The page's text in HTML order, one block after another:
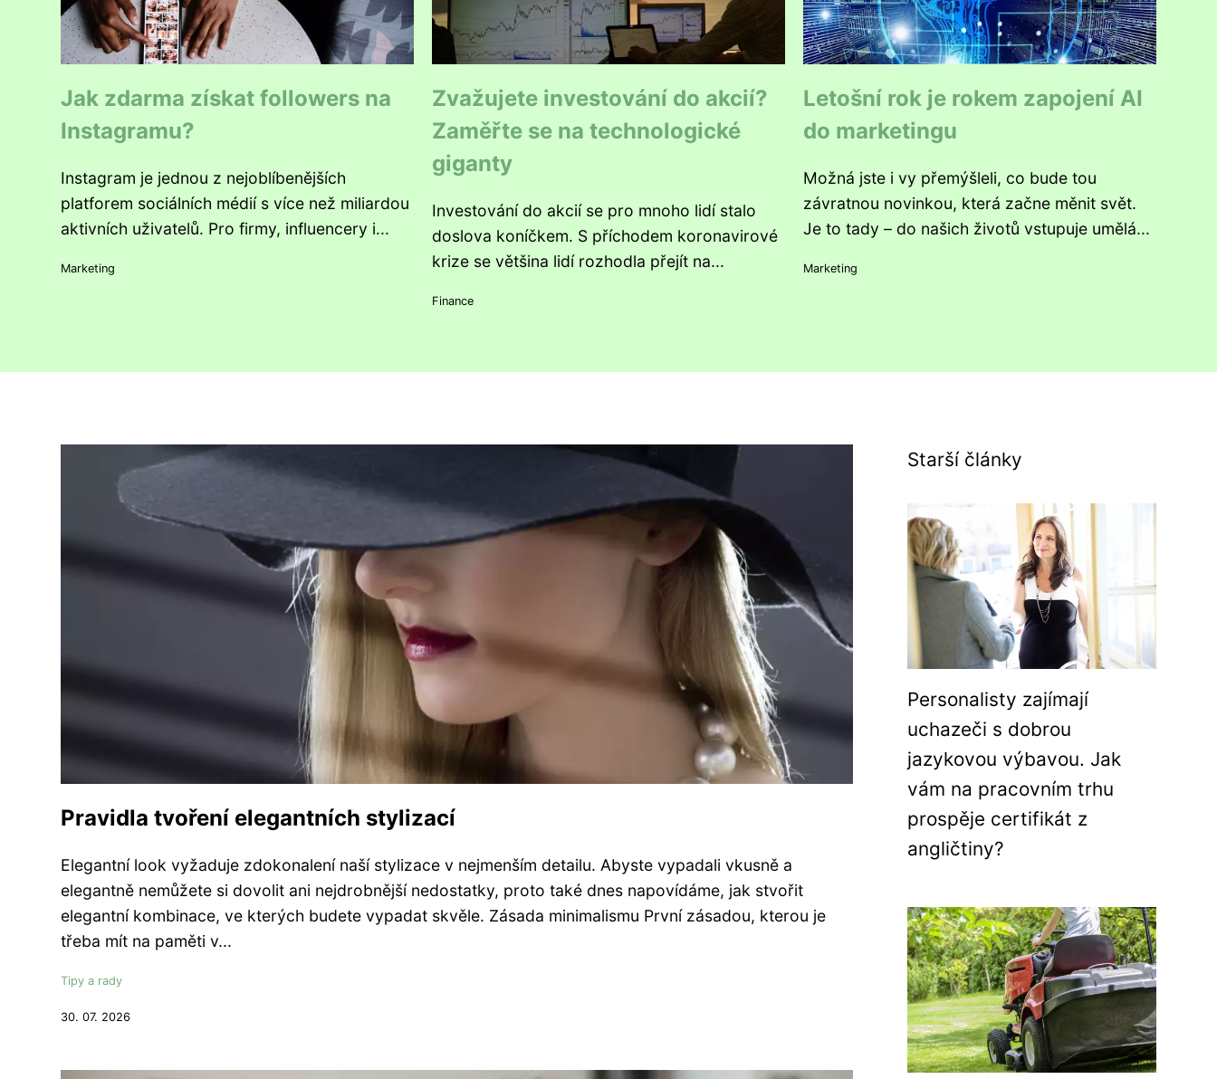
Jak zdarma získat followers na
Instagramu?
Instagram je jednou z nejoblíbenějších
platforem sociálních médií s více než miliardou
aktivních uživatelů. Pro firmy, influencery i...
Marketing
Zvažujete investování do akcií?
Zaměřte se na technologické
giganty
Investování do akcií se pro mnoho lidí stalo
doslova koníčkem. S příchodem koronavirové
krize se většina lidí rozhodla přejít na...
Finance
Letošní rok je rokem zapojení AI
do marketingu
Možná jste i vy přemýšleli, co bude tou
závratnou novinkou, která začne měnit svět.
Je to tady – do našich životů vstupuje umělá...
Marketing
Pravidla tvoření elegantních stylizací
Elegantní look vyžaduje zdokonalení naší stylizace v nejmenším detailu. Abyste vypadali vkusně a
elegantně nemůžete si dovolit ani nejdrobnější nedostatky, proto také dnes napovídáme, jak stvořit
elegantní kombinace, ve kterých budete vypadat skvěle. Zásada minimalismu První zásadou, kterou je
třeba mít na paměti v...
Tipy a rady
30. 07. 2026
Starší články
Personalisty zajímají
uchazeči s dobrou
jazykovou výbavou. Jak
vám na pracovním trhu
prospěje certifikát z
angličtiny?